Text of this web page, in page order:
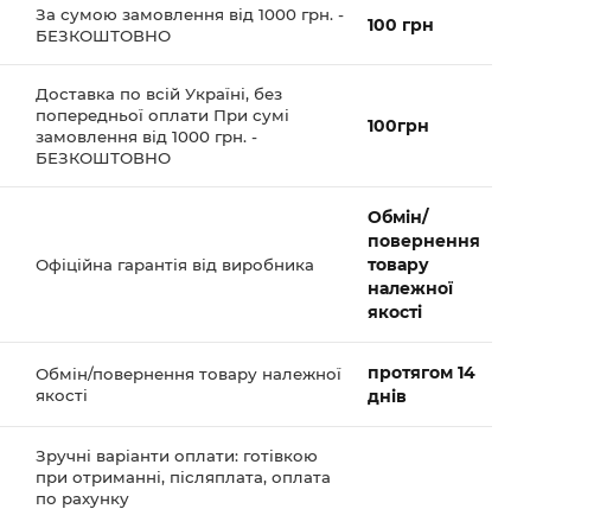
За сумою замовлення від 1000 грн. -
БЕЗКОШТОВНО
100 грн
Доставка по всій Україні, без
попередньої оплати При сумі
замовлення від 1000 грн. -
БЕЗКОШТОВНО
100грн
Офіційна гарантія від виробника
Обмін/
повернення
товару
належної
якості
Обмін/повернення товару належної
якості
протягом 14
днів
Зручні варіанти оплати: готівкою
при отриманні, післяплата, оплата
по рахунку